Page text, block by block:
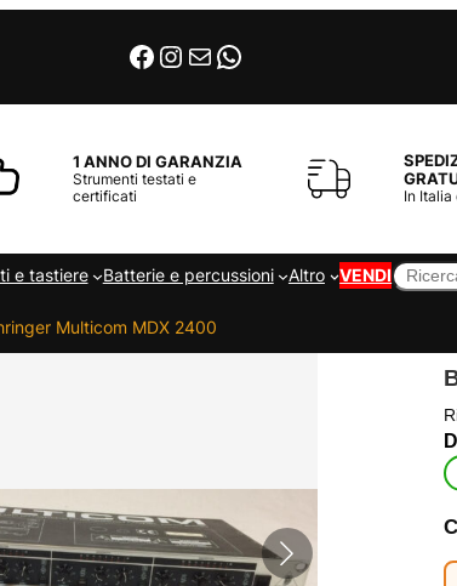
Facebook
Instagram
EmailWhatsApp
1 ANNO DI GARANZIA
Strumenti testati e
certificati
In
e tastiere Batterie e percussioni Altro VENDICerca
Multicom MDX 2400